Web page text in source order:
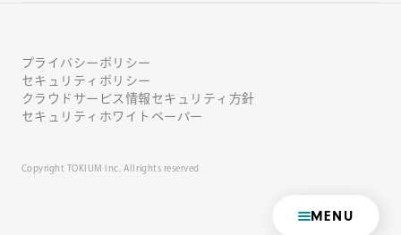
MENU
プライバシーポリシー
セキュリティポリシー
クラウドサービス情報セキュリティ方針
セキュリティホワイトペーパー
Copyright TOKIUM Inc. All rights reserved